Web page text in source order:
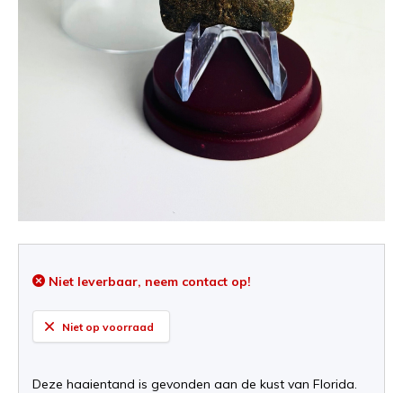
Niet leverbaar, neem contact op!
Niet op voorraad
Deze haaientand is gevonden aan de kust van Florida.